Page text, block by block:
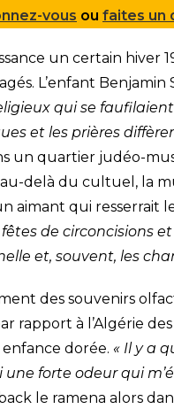
vous ou faites un
un certain hiver
L’enfant
qui se
et les prières
un quartier judéo-
au-delà du cultuel, la
aimant qui resserrait
de circoncisions
et, souvent, les
des souvenirs
rapport à l’Algérie
enfance dorée. « Il y a
forte odeur qui
le ramena alors